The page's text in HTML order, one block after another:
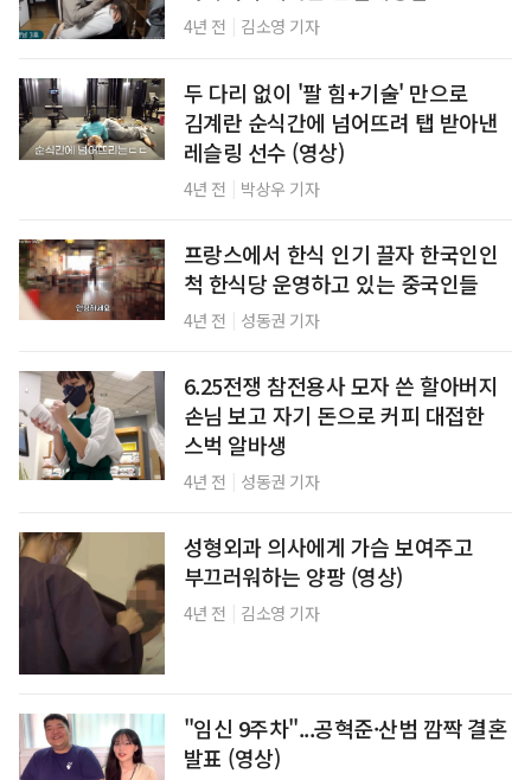
4년 전 김소영 기자
두 다리 없이 '팔 힘+기술' 만으로
김계란 순식간에 넘어뜨려 탭 받아낸
레슬링 선수 (영상)
4년 전 박상우 기자
프랑스에서 한식 인기 끌자 한국인인
척 한식당 운영하고 있는 중국인들
4년 전 성동권 기자
6.25전쟁 참전용사 모자 쓴 할아버지
손님 보고 자기 돈으로 커피 대접한
스벅 알바생
4년 전 성동권 기자
성형외과 의사에게 가슴 보여주고
부끄러워하는 양팡 (영상)
4년 전 김소영 기자
"임신 9주차"...공혁준·산범 깜짝 결혼
발표 (영상)